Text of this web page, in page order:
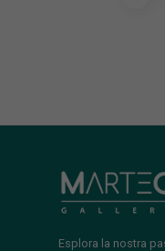
Esplora la nostra